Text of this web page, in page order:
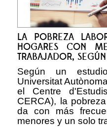
LA POBREZA
HOGARES CON
TRABAJADOR,
Según un
Universitat
el Centre
CERCA), la
da con más
menores y un solo